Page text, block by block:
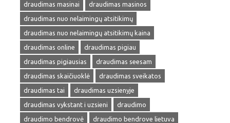
draudimas masinai
draudimas masinos
draudimas nuo nelaimingų atsitikimų
draudimas nuo nelaimingų atsitikimų kaina
draudimas online
draudimas pigiau
draudimas pigiausias
draudimas seesam
draudimas skaičiuoklė
draudimas sveikatos
draudimas tai
draudimas uzsienyje
draudimas vykstant i uzsieni
draudimo
draudimo bendrovė
draudimo bendrove lietuva